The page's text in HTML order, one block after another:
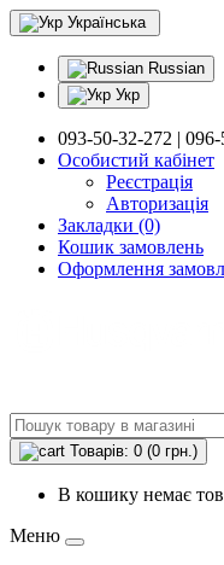
Українська
Russian
Укр
093-50-32-272 |
Особистий кабінет
Реєстрація
Авторизація
Закладки (0)
Кошик замовлень
Оформлення
Товарів: 0 (0 грн.)
В кошику немає
Меню